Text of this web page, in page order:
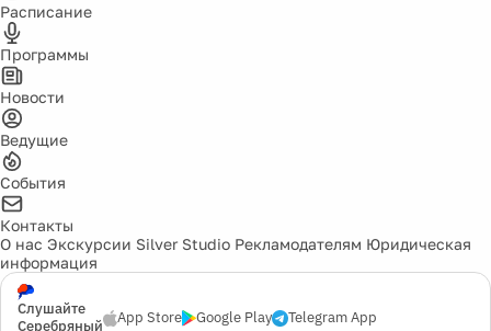
Расписание
Программы
Новости
Ведущие
События
Контакты
О нас Экскурсии Silver Studio Рекламодателям Юридическая
информация
Слушайте
Серебряный
App Store Google Play Telegram App